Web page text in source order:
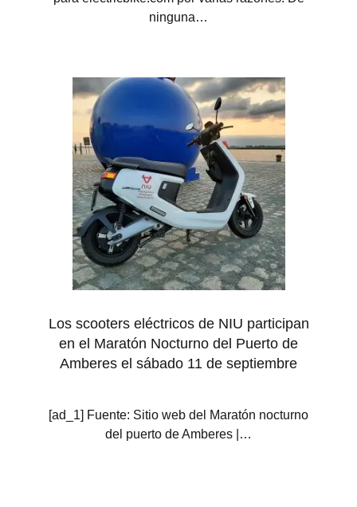
ninguna…
Los scooters eléctricos de NIU participan
en el Maratón Nocturno del Puerto de
Amberes el sábado 11 de septiembre
[ad_1] Fuente: Sitio web del Maratón nocturno
del puerto de Amberes |…